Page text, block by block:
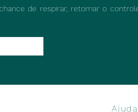
de respirar, retomar o
Ajuda